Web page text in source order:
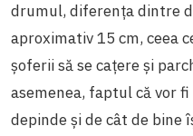
drumul, diferența dintre
aproximativ 15 cm, ceea
șoferii să se cațere și
asemenea, faptul că vor
depinde și de cât de bine